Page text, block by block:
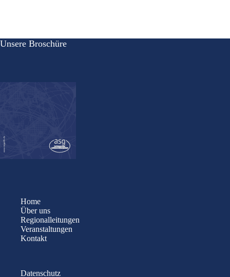
Unsere Broschüre
Home
Über uns
Regionalleitungen
Veranstaltungen
Kontakt
Datenschutz